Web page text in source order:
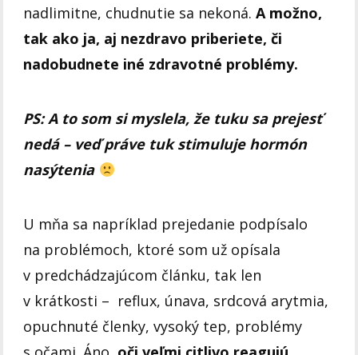
nadlimitne, chudnutie sa nekoná.A možno,
tak ako ja, aj nezdravo priberiete, či
nadobudnete iné zdravotné problémy.
PS: A to som si myslela, že tuku sa prejesť
nedá – veď práve tuk stimuluje hormón
nasýtenia
U mňa sa napríklad prejedanie podpísalo
na problémoch, ktoré som už opísala
v predchádzajúcom článku, tak len
v krátkosti – reflux, únava, srdcová arytmia,
opuchnuté členky, vysoký tep, problémy